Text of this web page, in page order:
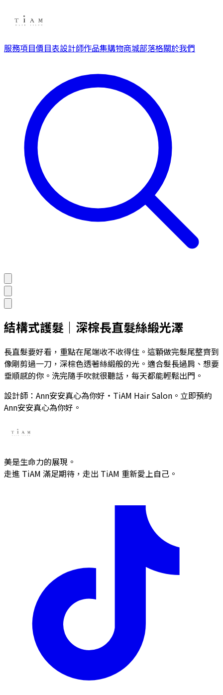
服務項目價目表設計師作品集購物商城部落格關於我們
結構式護髮｜深棕長直髮絲緞光澤
長直髮要好看，重點在尾端收不收得住。這顆做完髮尾整齊到
像剛剪過一刀，深棕色透著絲緞般的光。適合髮長過肩、想要
垂順感的你。洗完隨手吹就很聽話，每天都能輕鬆出門。
設計師： Ann安安真心為你好 ・TiAM Hair Salon。立即預約
Ann安安真心為你好 。
美是生命力的展現。
走進 TiAM 滿足期待，走出 TiAM 重新愛上自己。